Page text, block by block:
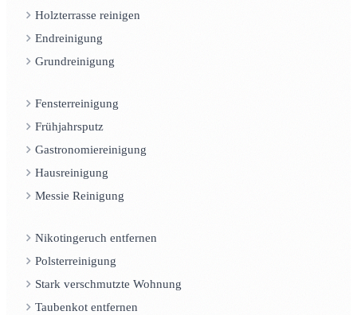
Holzterrasse reinigen
Endreinigung
Grundreinigung
Fensterreinigung
Frühjahrsputz
Gastronomiereinigung
Hausreinigung
Messie Reinigung
Nikotingeruch entfernen
Polsterreinigung
Stark verschmutzte Wohnung
Taubenkot entfernen